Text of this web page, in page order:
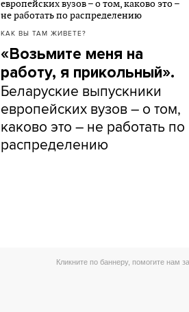
КАК ВЫ ТАМ ЖИВЕТЕ?
«Возьмите меня на
работу, я прикольный».
Беларуские выпускники
европейских вузов – о том,
каково это – не работать по
распределению